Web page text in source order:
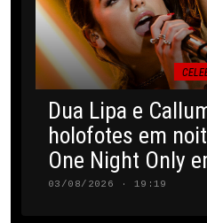
Dua Lipa e
holofotes em
One Night Only
03/08/2026 · 19:19